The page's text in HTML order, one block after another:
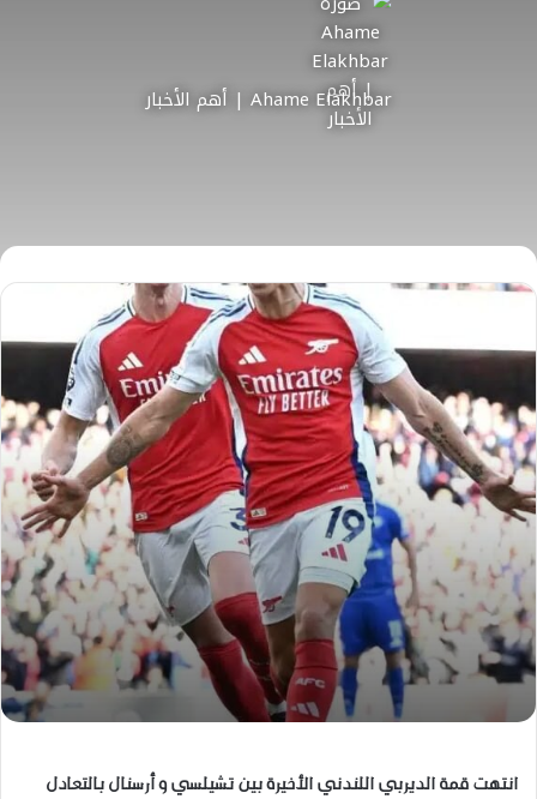
Ahame Elakhbar | أهم الأخبار
​انتهت قمة الديربي اللندني الأخيرة بين تشيلسي و أرسنال بالتعادل